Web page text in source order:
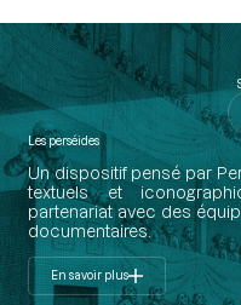
Les perséides
Un dispositif pensé par
textuels et
partenariat avec des
documentaires.
En savoir plus